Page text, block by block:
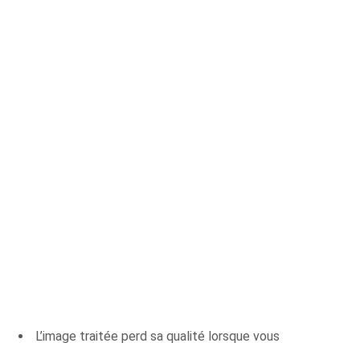
L’image traitée perd sa qualité lorsque vous